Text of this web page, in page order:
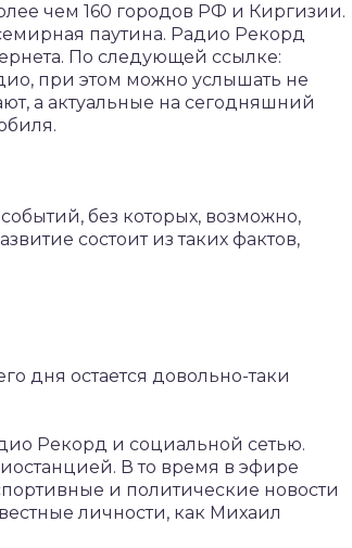
чем 160 городов РФ и Киргизии.
паутина. Радио Рекорд
По следующей ссылке:
при этом можно услышать не
а актуальные на сегодняшний
без которых, возможно,
состоит из таких фактов,
дня остается довольно-таки
Рекорд и социальной сетью.
В то время в эфире
и политические новости
личности, как Михаил